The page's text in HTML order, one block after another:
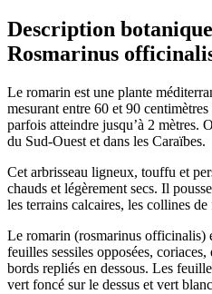
Description
Rosmarinus
Le romarin est une plante
mesurant entre 60 et 90
parfois atteindre jusqu’à 2 mètres.
du Sud-Ouest et dans les Caraïbes.
Cet arbrisseau ligneux, touffu et
chauds et légèrement secs. Il
les terrains calcaires, les collines
Le romarin (rosmarinus officinalis)
feuilles sessiles opposées,
bords repliés en dessous. Les
vert foncé sur le dessus et vert